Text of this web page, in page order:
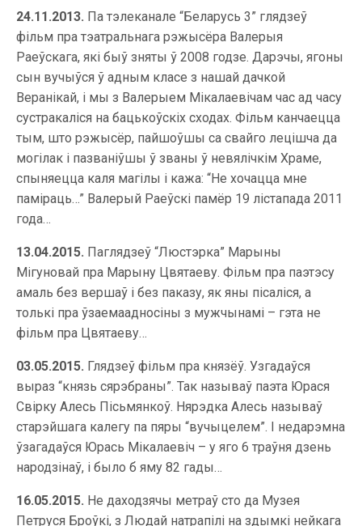
24.11.2013. Па тэлеканале “Беларусь 3” глядзеў
фільм пра тэатральнага рэжысёра Валерыя
Раеўскага, які быў зняты ў 2008 годзе. Дарэчы, ягоны
сын вучыўся ў адным класе з нашай дачкой
Веранікай, і мы з Валерыем Мікалаевічам час ад часу
сустракаліся на бацькоўскіх сходах. Фільм канчаецца
тым, што рэжысёр, пайшоўшы са свайго лецішча да
могілак і пазваніўшы ў званы ў невялічкім Храме,
спыняецца каля магілы і кажа: “Не хочацца мне
паміраць…” Валерый Раеўскі памёр 19 лістапада 2011
года…
13.04.2015. Паглядзеў “Люстэрка” Марыны
Мігуновай пра Марыну Цвятаеву. Фільм пра паэтэсу
амаль без вершаў і без паказу, як яны пісаліся, а
толькі пра ўзаемаадносіны з мужчынамі – гэта не
фільм пра Цвятаеву…
03.05.2015. Глядзеў фільм пра князёў. Узгадаўся
выраз “князь сярэбраны”. Так называў паэта Юрася
Свірку Алесь Пісьмянкоў. Нярэдка Алесь называў
старэйшага калегу па пяры “вучыцелем”. І недарэмна
ўзагадаўся Юрась Мікалаевіч – у яго 6 траўня дзень
народзінаў, і было б яму 82 гады…
16.05.2015. Не даходзячы метраў сто да Музея
Петруся Броўкі, з Людай натрапілі на здымкі нейкага